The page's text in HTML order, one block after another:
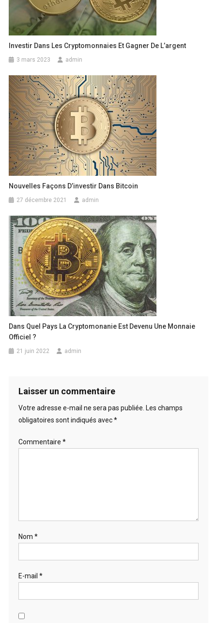
Investir Dans Les Cryptomonnaies Et Gagner De L’argent
3 mars 2023 admin
Nouvelles Façons D’investir Dans Bitcoin
27 décembre 2021 admin
Dans Quel Pays La Cryptomonanie Est Devenu Une Monnaie
Officiel ?
21 juin 2022 admin
Laisser un commentaire
Votre adresse e-mail ne sera pas publiée. Les champs
obligatoires sont indiqués avec*
Commentaire *
Nom *
E-mail *